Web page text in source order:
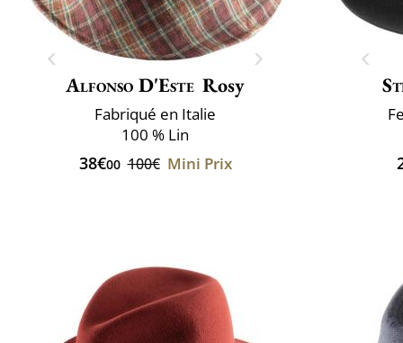
Alfonso D'Este Rosy
Fabriqué en Italie
100 % Lin
38€00 100€ Mini Prix